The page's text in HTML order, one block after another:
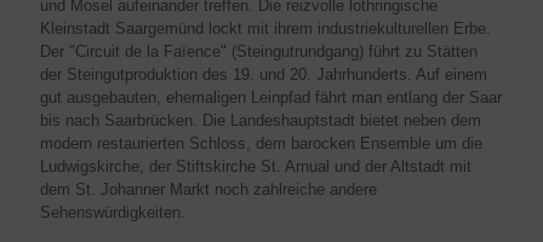
und Mosel aufeinander treffen. Die reizvolle lothringische
Kleinstadt Saargemünd lockt mit ihrem industriekulturellen Erbe.
Der "Circuit de la Faïence" (Steingutrundgang) führt zu Stätten
der Steingutproduktion des 19. und 20. Jahrhunderts. Auf einem
gut ausgebauten, ehemaligen Leinpfad fährt man entlang der Saar
bis nach Saarbrücken. Die Landeshauptstadt bietet neben dem
modern restaurierten Schloss, dem barocken Ensemble um die
Ludwigskirche, der Stiftskirche St. Arnual und der Altstadt mit
dem St. Johanner Markt noch zahlreiche andere
Sehenswürdigkeiten.